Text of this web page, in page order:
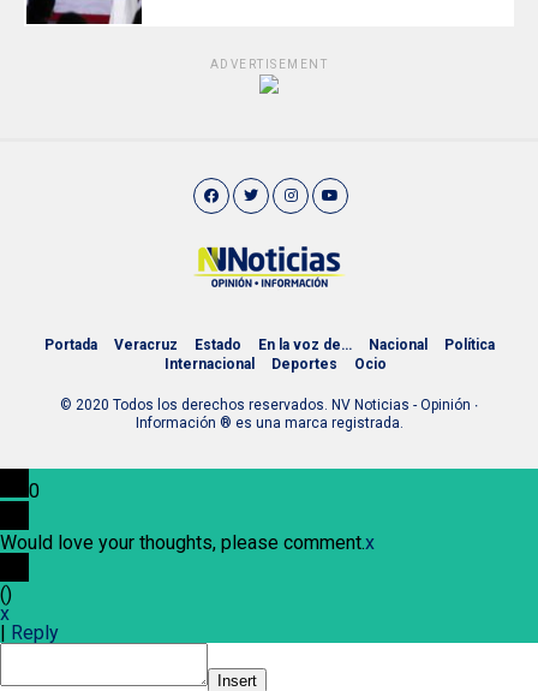
ADVERTISEMENT
Portada Veracruz Estado En la voz de… Nacional
Política
Internacional
Deportes Ocio
© 2020 Todos los derechos reservados. NV Noticias - Opinión ∙
Información ® es una marca registrada.
0
Would love your thoughts, please comment.x
()
x
| Reply
Insert